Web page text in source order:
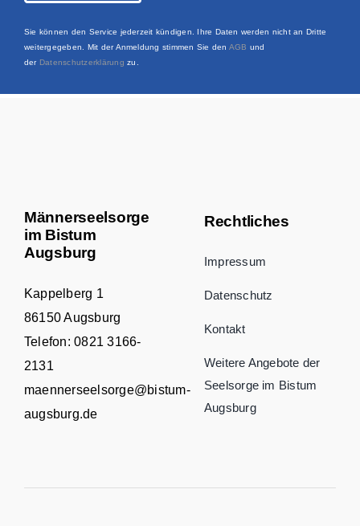
Sie können den Service jederzeit kündigen. Ihre Daten werden nicht an Dritte
weitergegeben. Mit der Anmeldung stimmen Sie den AGB und
der Datenschutzerklärung zu.
Männerseelsorge
im Bistum
Augsburg
Kappelberg 1
86150 Augsburg
Telefon:0821 3166-
2131
maennerseelsorge@bistum-
augsburg.de
Rechtliches
Impressum
Datenschutz
Kontakt
Weitere Angebote der
Seelsorge im Bistum
Augsburg